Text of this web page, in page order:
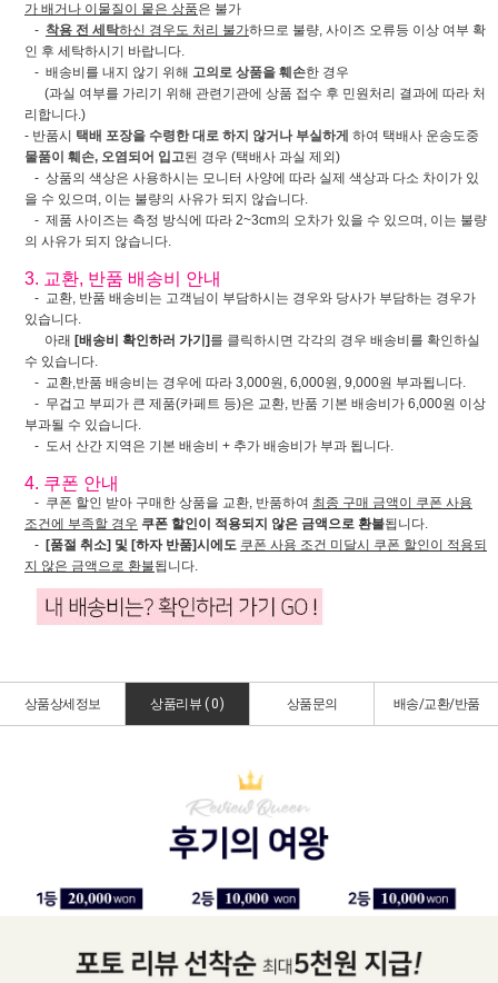
가 배거나 이물질이 뭍은 상품은 불가
- 착용 전 세탁하신 경우도 처리 불가하므로 불량, 사이즈 오류등 이상 여부 확
인 후 세탁하시기 바랍니다.
- 배송비를 내지 않기 위해 고의로 상품을 훼손한 경우
(과실 여부를 가리기 위해 관련기관에 상품 접수 후 민원처리 결과에 따라 처
리합니다.)
- 반품시 택배 포장을 수령한 대로 하지 않거나 부실하게 하여 택배사 운송도중
물품이 훼손, 오염되어 입고된 경우 (택배사 과실 제외)
- 상품의 색상은 사용하시는 모니터 사양에 따라 실제 색상과 다소 차이가 있
을 수 있으며, 이는 불량의 사유가 되지 않습니다.
- 제품 사이즈는 측정 방식에 따라 2~3cm의 오차가 있을 수 있으며, 이는 불량
의 사유가 되지 않습니다.
3. 교환, 반품 배송비 안내
- 교환, 반품 배송비는 고객님이 부담하시는 경우와 당사가 부담하는 경우가
있습니다.
아래 [배송비 확인하러 가기] 를 클릭하시면 각각의 경우 배송비를 확인하실
수 있습니다.
- 교환,반품 배송비는 경우에 따라 3,000원, 6,000원, 9,000원 부과됩니다.
- 무겁고 부피가 큰 제품(카페트 등)은 교환, 반품 기본 배송비가 6,000원 이상
부과될 수 있습니다.
- 도서 산간 지역은 기본 배송비 + 추가 배송비가 부과 됩니다.
4. 쿠폰 안내
- 쿠폰 할인 받아 구매한 상품을 교환, 반품하여 최종 구매 금액이 쿠폰 사용
조건에 부족할 경우 쿠폰 할인이 적용되지 않은 금액으로 환불됩니다.
- [품절 취소] 및 [하자 반품]시에도 쿠폰 사용 조건 미달시 쿠폰 할인이 적용되
지 않은 금액으로 환불됩니다.
상품상세정보 상품리뷰 ( 0) 상품문의 배송/교환/반품